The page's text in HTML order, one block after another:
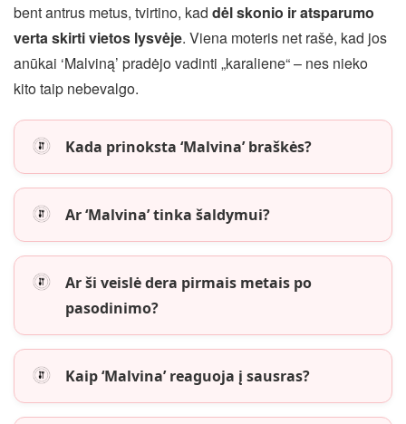
bent antrus metus, tvirtino, kad dėl skonio ir atsparumo
verta skirti vietos lysvėje. Viena moteris net rašė, kad jos
anūkai ‘Malviną’ pradėjo vadinti „karaliene“ – nes nieko
kito taip nebevalgo.
Kada prinoksta ‘Malvina’ braškės?
Ar ‘Malvina’ tinka šaldymui?
Ar ši veislė dera pirmais metais po
pasodinimo?
Kaip ‘Malvina’ reaguoja į sausras?